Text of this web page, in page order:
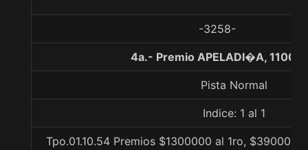
-3258-
4a.- Premio APELADI�A, 1100
Pista Normal
Indice: 1 al 1
Tpo.01.10.54 Premios $1300000 al 1ro, $390000